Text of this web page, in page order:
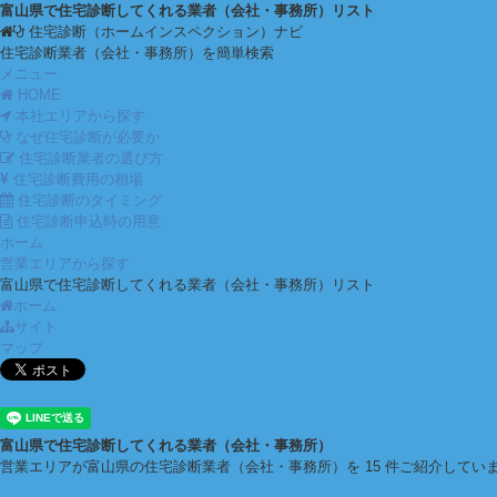
富山県で住宅診断してくれる業者（会社・事務所）リスト
住宅診断（ホームインスペクション）ナビ
住宅診断業者（会社・事務所）を簡単検索
メニュー
HOME
本社エリアから探す
なぜ住宅診断が必要か
住宅診断業者の選び方
住宅診断費用の相場
住宅診断のタイミング
住宅診断申込時の用意
ホーム
営業エリアから探す
富山県で住宅診断してくれる業者（会社・事務所）リスト
ホーム
サイト
マップ
富山県で住宅診断してくれる業者（会社・事務所）
営業エリアが富山県の住宅診断業者（会社・事務所）を 15 件ご紹介してい